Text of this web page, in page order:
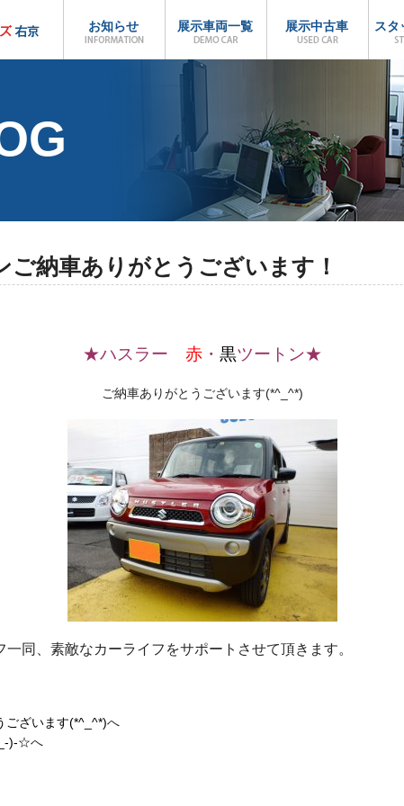
お知らせ 展示車両一覧 展示中古車 スタ
納車ありがとうございます！
★ハスラー 赤 ・ 黒ツートン★
ご納車ありがとうございます(*^_^*)
一同、素敵なカーライフをサポートさせて頂きます。
ざいます(*^_^*)へ
)-☆へ